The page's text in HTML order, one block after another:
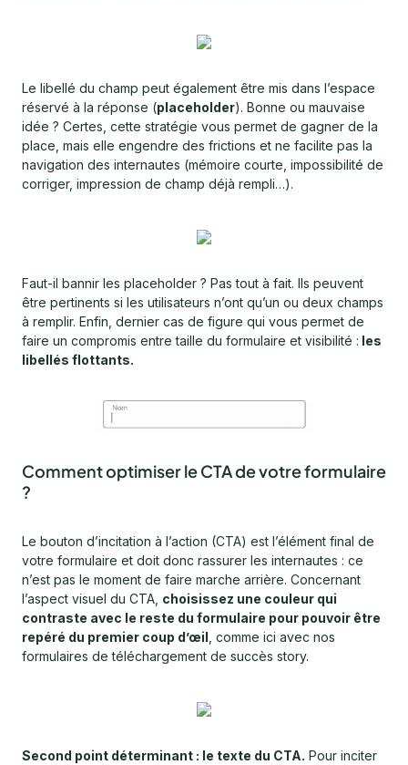
Le libellé du champ peut également être mis dans l’espace
réservé à la réponse (placeholder). Bonne ou mauvaise
idée ? Certes, cette stratégie vous permet de gagner de la
place, mais elle engendre des frictions et ne facilite pas la
navigation des internautes (mémoire courte, impossibilité de
corriger, impression de champ déjà rempli…).
Faut-il bannir les placeholder ? Pas tout à fait. Ils peuvent
être pertinents si les utilisateurs n’ont qu’un ou deux champs
à remplir. Enfin, dernier cas de figure qui vous permet de
faire un compromis entre taille du formulaire et visibilité : les
libellés flottants.
Comment optimiser le CTA de votre formulaire
?
Le bouton d’incitation à l’action (CTA) est l’élément final de
votre formulaire et doit donc rassurer les internautes : ce
n’est pas le moment de faire marche arrière. Concernant
l’aspect visuel du CTA, choisissez une couleur qui
contraste avec le reste du formulaire pour pouvoir être
repéré du premier coup d’œil , comme ici avec nos
formulaires de téléchargement de succès story.
Second point déterminant : le texte du CTA. Pour inciter